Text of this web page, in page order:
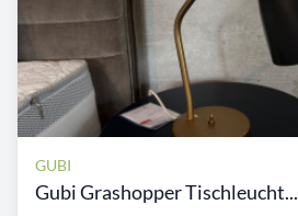
GUBI
Gubi Grashopper Tischleucht...